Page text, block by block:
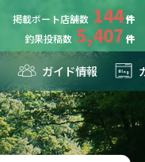
掲載ボート店舗数 144
釣果投稿数 5,407
ガイド情報